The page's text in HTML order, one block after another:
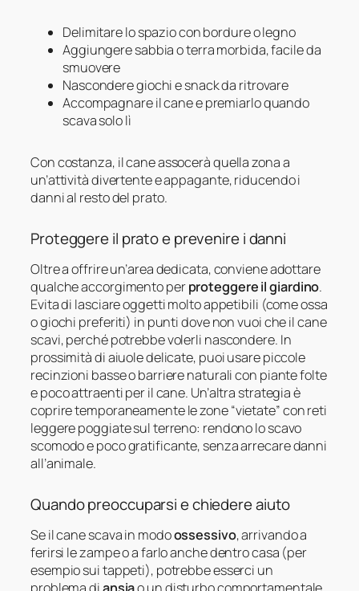
Delimitare lo spazio con bordure o legno
Aggiungere sabbia o terra morbida, facile da
smuovere
Nascondere giochi e snack da ritrovare
Accompagnare il cane e premiarlo quando
scava solo lì
Con costanza, il cane assocerà quella zona a
un’attività divertente e appagante, riducendo i
danni al resto del prato.
Proteggere il prato e prevenire i danni
Oltre a offrire un’area dedicata, conviene adottare
qualche accorgimento perproteggere il giardino.
Evita di lasciare oggetti molto appetibili (come ossa
o giochi preferiti) in punti dove non vuoi che il cane
scavi, perché potrebbe volerli nascondere. In
prossimità di aiuole delicate, puoi usare piccole
recinzioni basse o barriere naturali con piante folte
e poco attraenti per il cane. Un’altra strategia è
coprire temporaneamente le zone “vietate” con reti
leggere poggiate sul terreno: rendono lo scavo
scomodo e poco gratificante, senza arrecare danni
all’animale.
Quando preoccuparsi e chiedere aiuto
Se il cane scava in modoossessivo, arrivando a
ferirsi le zampe o a farlo anche dentro casa (per
esempio sui tappeti), potrebbe esserci un